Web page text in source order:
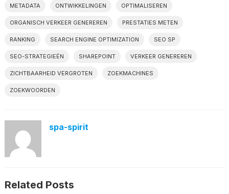
METADATA ONTWIKKELINGEN OPTIMALISEREN
ORGANISCH VERKEER GENEREREN PRESTATIES METEN
RANKING SEARCH ENGINE OPTIMIZATION SEO SP
SEO-STRATEGIEËN SHAREPOINT VERKEER GENEREREN
ZICHTBAARHEID VERGROTEN ZOEKMACHINES
ZOEKWOORDEN
spa-spirit
Related Posts